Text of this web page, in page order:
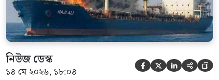
নিউজ ডেস্ক
১৪ মে ২০২৬, ১৮:০৪     